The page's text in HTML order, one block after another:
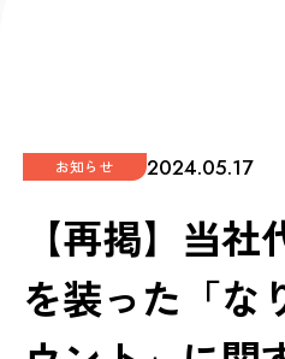
お知らせ 2024.05.17
【再掲】当
を装った「な